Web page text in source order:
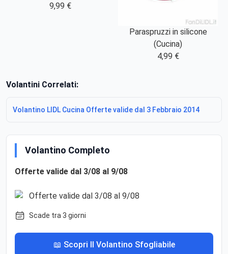
9,99 €
Paraspruzzi in silicone
(Cucina)
4,99 €
Volantini Correlati:
Volantino LIDL Cucina Offerte valide dal 3 Febbraio 2014
Volantino Completo
Offerte valide dal 3/08 al 9/08
Scade tra 3 giorni
📖 Scopri Il Volantino Sfogliabile